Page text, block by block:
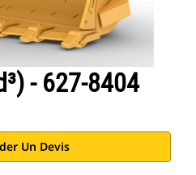
- 627-8404
Un Devis